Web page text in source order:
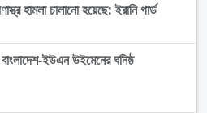
হামলা চালানো হয়েছে: ইরানি গার্ড
ইউএন উইমেনের ঘনিষ্ঠ